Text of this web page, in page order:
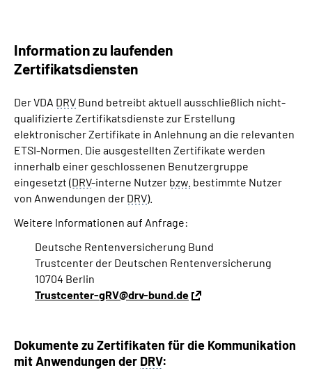
Informationzu laufenden
Zertifikatsdiensten
Der VDA DRV Bund betreibt aktuell ausschließlich nicht-
qualifizierte Zertifikatsdienste zur Erstellung
elektronischer Zertifikate in Anlehnung an die relevanten
ETSI-Normen. Die ausgestellten Zertifikate werden
innerhalb einer geschlossenen Benutzergruppe
eingesetzt (DRV-interne Nutzer bzw. bestimmte Nutzer
von Anwendungen der DRV).
Weitere Informationen auf Anfrage:
Deutsche Rentenversicherung Bund
Trustcenter der Deutschen Rentenversicherung
10704 Berlin
Trustcenter-gRV@drv-bund.de
Dokumente zu Zertifikaten für die Kommunikation
mit Anwendungen der DRV: